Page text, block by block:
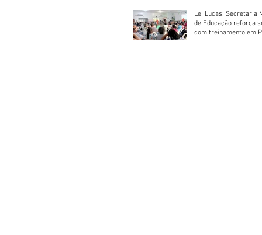
Lei Lucas: Secretaria
de Educação reforça
com treinamento em